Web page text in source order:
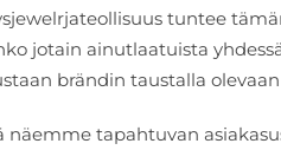
tuntee
jotain ainutlaatuista
brändin taustalla
näemme tapahtuvan